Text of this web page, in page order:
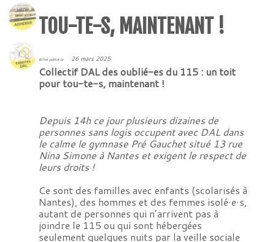
TOU-TE-S, MAINTENANT !
Billet publié le 26 mars 2025
Collectif DAL des oublié-es du 115 : un toit
pour tou-te-s, maintenant !
Depuis 14h ce jour plusieurs dizaines de
personnes sans logis occupent avec DAL dans
le calme le gymnase Pré Gauchet situé 13 rue
Nina Simone à Nantes et exigent le respect de
leurs droits !
Ce sont des familles avec enfants (scolarisés à
Nantes), des hommes et des femmes isolé·e·s,
autant de personnes qui n’arrivent pas à
joindre le 115 ou qui sont hébergées
seulement quelques nuits par la veille sociale